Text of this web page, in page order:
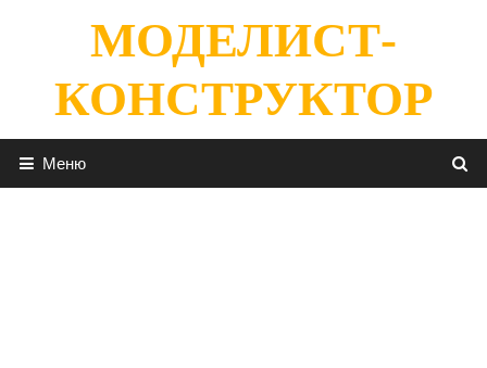
содержимомуМОДЕЛИСТ-
КОНСТРУКТОР
Меню